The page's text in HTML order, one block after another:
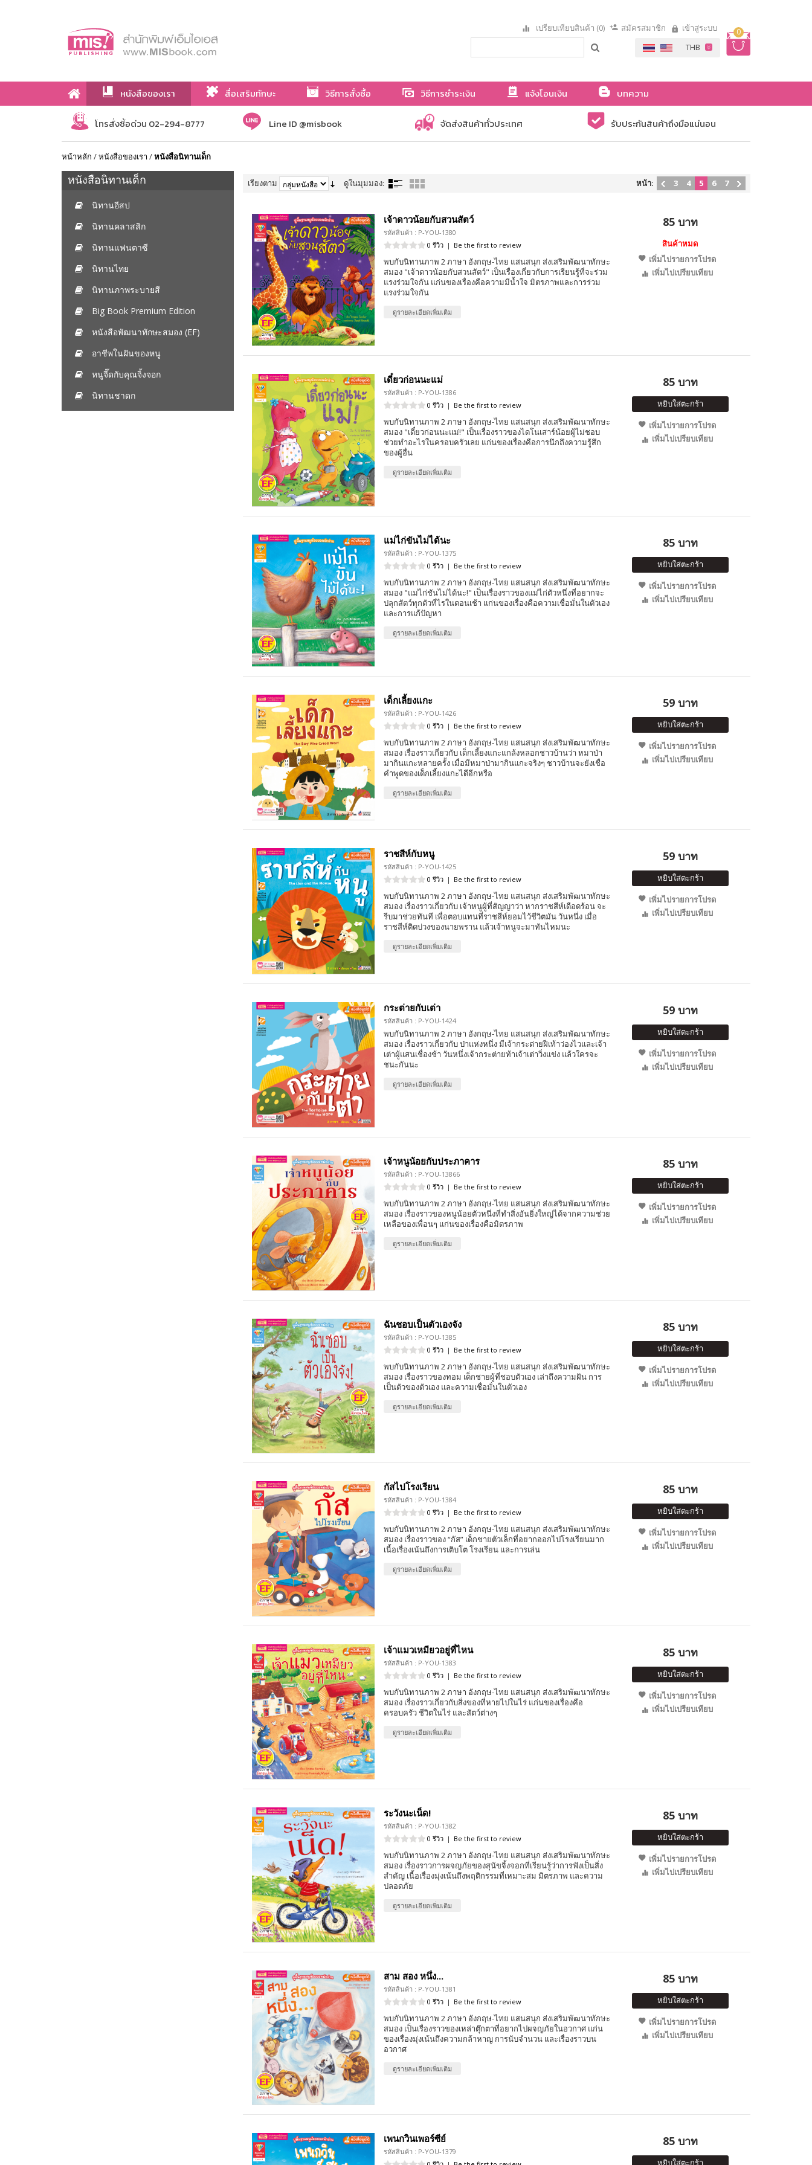
0
เปรียบเทียบสินค้า (0) สมัครสมาชิก เข้าสู่ระบบ
หนังสือของเรา สื่อเสริมทักษะ วิธีการสั่งซื้อ วิธีการชำระเงิน แจ้งโอนเงิน
บทความ
เกี่ยวกับเรา
โทรสั่งซื้อด่วน 02-294-8777 Line ID @misbook จัดส่งสินค้าทั่วประเทศ รับประกันสินค้าถึงมือแน่นอน
หน้าหลัก /หนังสือของเรา /หนังสือนิทานเด็ก
หนังสือนิทานเด็ก
นิทานอีสป
นิทานคลาสสิก
นิทานแฟนตาซี
นิทานไทย
นิทานภาพระบายสี
Big Book Premium Edition
หนังสือพัฒนาทักษะสมอง (EF)
อาชีพในฝันของหนู
หนูจี๊ดกับคุณจิ้งจอก
นิทานชาดก
เรียงตาม ดูในมุมมอง: หน้า: 3 4 5 6 7
เจ้าดาวน้อยกับสวนสัตว์
รหัสสินค้า : P-YOU-1380
0 รีวิว | Be the first to review
พบกับนิทานภาพ 2 ภาษา อังกฤษ-ไทย แสนสนุก ส่งเสริมพัฒนาทักษะ
สมอง "เจ้าดาวน้อยกับสวนสัตว์" เป็นเรื่องเกี่ยวกับการเรียนรู้ที่จะร่วม
แรงร่วมใจกัน แก่นของเรื่องคือความมีน้ำใจ มิตรภาพและการร่วม
แรงร่วมใจกัน
ดูรายละเอียดเพิ่มเติม
85 บาท
สินค้าหมด
เพิ่มไปรายการโปรด
เพิ่มไปเปรียบเทียบ
เดี๋ยวก่อนนะแม่
รหัสสินค้า : P-YOU-1386
0 รีวิว | Be the first to review
พบกับนิทานภาพ 2 ภาษา อังกฤษ-ไทย แสนสนุก ส่งเสริมพัฒนาทักษะ
สมอง "เดี๋ยวก่อนนะแม่!" เป็นเรื่องราวของไดโนเสาร์น้อยผู้ไม่ชอบ
ช่วยทำอะไรในครอบครัวเลย แก่นของเรื่องคือการนึกถึงความรู้สึก
ของผู้อื่น
ดูรายละเอียดเพิ่มเติม
85 บาท
หยิบใส่ตะกร้า
เพิ่มไปรายการโปรด
เพิ่มไปเปรียบเทียบ
แม่ไก่ขันไม่ได้นะ
รหัสสินค้า : P-YOU-1375
0 รีวิว | Be the first to review
พบกับนิทานภาพ 2 ภาษา อังกฤษ-ไทย แสนสนุก ส่งเสริมพัฒนาทักษะ
สมอง "แม่ไก่ชันไม่ได้นะ!" เป็นเรื่องราวของแม่ไก่ตัวหนึ่งที่อยากจะ
ปลุกสัตว์ทุกตัวที่ไรในตอนเช้า แก่นของเรื่องคือความเชื่อมั่นในตัวเอง
และการแก้ปัญหา
ดูรายละเอียดเพิ่มเติม
85 บาท
หยิบใส่ตะกร้า
เพิ่มไปรายการโปรด
เพิ่มไปเปรียบเทียบ
เด็กเลี้ยงแกะ
รหัสสินค้า : P-YOU-1426
0 รีวิว | Be the first to review
พบกับนิทานภาพ 2 ภาษา อังกฤษ-ไทย แสนสนุก ส่งเสริมพัฒนาทักษะ
สมอง เรื่องราวเกี่ยวกับ เด็กเลี้ยงแกะแกล้งหลอกชาวบ้านว่า หมาป่า
มากินแกะหลายครั้ง เมื่อมีหมาป่ามากินแกะจริงๆ ชาวบ้านจะยังเชื่อ
คำพูดของเด็กเลี้ยงแกะไดีอีกหรือ
ดูรายละเอียดเพิ่มเติม
59 บาท
หยิบใส่ตะกร้า
เพิ่มไปรายการโปรด
เพิ่มไปเปรียบเทียบ
ราชสีห์กับหนู
รหัสสินค้า : P-YOU-1425
0 รีวิว | Be the first to review
พบกับนิทานภาพ 2 ภาษา อังกฤษ-ไทย แสนสนุก ส่งเสริมพัฒนาทักษะ
สมอง เรื่องราวเกี่ยวกับ เจ้าหนูผู้ที่สัญญาว่า หากราชสีห์เดือดร้อน จะ
รีบมาช่วยทันที เพื่อตอบแทนที่ราชสีห์ยอมไว้ชีวิตมัน วันหนึ่ง เมื่อ
ราชสีห์ติดบ่วงของนายพราน แล้วเจ้าหนูจะมาทันไหมนะ
ดูรายละเอียดเพิ่มเติม
59 บาท
หยิบใส่ตะกร้า
เพิ่มไปรายการโปรด
เพิ่มไปเปรียบเทียบ
กระต่ายกับเต่า
รหัสสินค้า : P-YOU-1424
พบกับนิทานภาพ 2 ภาษา อังกฤษ-ไทย แสนสนุก ส่งเสริมพัฒนาทักษะ
สมอง เรื่องราวเกี่ยวกับ ป่าแห่งหนึ่ง มีเจ้ากระต่ายฝีเท้าว่องไวและเจ้า
เต่าผู้แสนเชื่องช้า วันหนึ่งเจ้ากระต่ายท้าเจ้าเต่าวิ่งแข่ง แล้วใครจะ
ชนะกันนะ
ดูรายละเอียดเพิ่มเติม
59 บาท
หยิบใส่ตะกร้า
เพิ่มไปรายการโปรด
เพิ่มไปเปรียบเทียบ
เจ้าหนูน้อยกับประภาคาร
รหัสสินค้า : P-YOU-13866
0 รีวิว | Be the first to review
พบกับนิทานภาพ 2 ภาษา อังกฤษ-ไทย แสนสนุก ส่งเสริมพัฒนาทักษะ
สมอง เรื่องราวของหนูน้อยตัวหนึ่งที่ทำสิ่งอันยิ่งใหญ่ได้จากความช่วย
เหลือของเพื่อนๆ แก่นของเรื่องคือมิตรภาพ
ดูรายละเอียดเพิ่มเติม
85 บาท
หยิบใส่ตะกร้า
เพิ่มไปรายการโปรด
เพิ่มไปเปรียบเทียบ
ฉันชอบเป็นตัวเองจัง
รหัสสินค้า : P-YOU-1385
0 รีวิว | Be the first to review
พบกับนิทานภาพ 2 ภาษา อังกฤษ-ไทย แสนสนุก ส่งเสริมพัฒนาทักษะ
สมอง เรื่องราวของทอม เด็กชายผู้ที่ชอบตัวเอง เล่าถึงความฝัน การ
เป็นตัวของตัวเอง และความเชื่อมั่นในตัวเอง
ดูรายละเอียดเพิ่มเติม
85 บาท
หยิบใส่ตะกร้า
เพิ่มไปรายการโปรด
เพิ่มไปเปรียบเทียบ
กัสไปโรงเรียน
รหัสสินค้า : P-YOU-1384
0 รีวิว | Be the first to review
พบกับนิทานภาพ 2 ภาษา อังกฤษ-ไทย แสนสนุก ส่งเสริมพัฒนาทักษะ
สมอง เรื่องราวของ “กัส” เด็กชายตัวเล็กที่อยากออกไปโรงเรียนมาก
เนื้อเรื่องเน้นถึงการเติบโต โรงเรียน และการเล่น
ดูรายละเอียดเพิ่มเติม
85 บาท
หยิบใส่ตะกร้า
เพิ่มไปรายการโปรด
เพิ่มไปเปรียบเทียบ
เจ้าแมวเหมียวอยู่ที่ไหน
รหัสสินค้า : P-YOU-1383
0 รีวิว | Be the first to review
พบกับนิทานภาพ 2 ภาษา อังกฤษ-ไทย แสนสนุก ส่งเสริมพัฒนาทักษะ
สมอง เรื่องราวเกี่ยวกับสิ่งของที่หายไปในไร่ แก่นของเรื่องคือ
ครอบครัว ชีวิตในไร่ และสัตว์ต่างๆ
ดูรายละเอียดเพิ่มเติม
85 บาท
หยิบใส่ตะกร้า
เพิ่มไปรายการโปรด
เพิ่มไปเปรียบเทียบ
ระวังนะเน็ด!
รหัสสินค้า : P-YOU-1382
0 รีวิว | Be the first to review
พบกับนิทานภาพ 2 ภาษา อังกฤษ-ไทย แสนสนุก ส่งเสริมพัฒนาทักษะ
สมอง เรื่องราวการผจญภัยของสุนัขจิ้งจอกที่เรียนรู้ว่าการฟังเป็นสิ่ง
สำคัญ เนื้อเรื่องมุ่งเน้นถึงพฤติกรรมที่เหมาะสม มิตรภาพ และความ
ปลอดภัย
ดูรายละเอียดเพิ่มเติม
85 บาท
หยิบใส่ตะกร้า
เพิ่มไปรายการโปรด
เพิ่มไปเปรียบเทียบ
สาม สอง หนึ่ง...
รหัสสินค้า : P-YOU-1381
0 รีวิว | Be the first to review
พบกับนิทานภาพ 2 ภาษา อังกฤษ-ไทย แสนสนุก ส่งเสริมพัฒนาทักษะ
สมอง เป็นเรื่องราวของเหล่าตุ๊กตาที่อยากไปผจญภัยในอวกาศ แก่น
ของเรื่องมุ่งเน้นถึงความกล้าหาญ การนับจำนวน และเรื่องราวบน
อวกาศ
ดูรายละเอียดเพิ่มเติม
85 บาท
หยิบใส่ตะกร้า
เพิ่มไปรายการโปรด
เพิ่มไปเปรียบเทียบ
เพนกวินเพอร์ซีย์
รหัสสินค้า : P-YOU-1379
85 บาท
หยิบใส่ตะกร้า